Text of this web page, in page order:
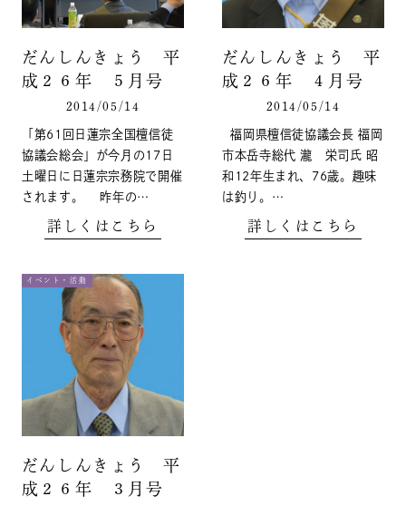
だんしんきょう 平
成２６年 ５月号
2014/05/14
「第61回日蓮宗全国檀信徒
協議会総会」が今月の17日
土曜日に日蓮宗宗務院で開催
されます。 昨年の…
詳しくはこちら
だんしんきょう 平
成２６年 ４月号
2014/05/14
福岡県檀信徒協議会長 福岡
市本岳寺総代 瀧 栄司氏 昭
和12年生まれ、76歳。趣味
は釣り。…
詳しくはこちら
イベント・活動
だんしんきょう 平
成２６年 ３月号